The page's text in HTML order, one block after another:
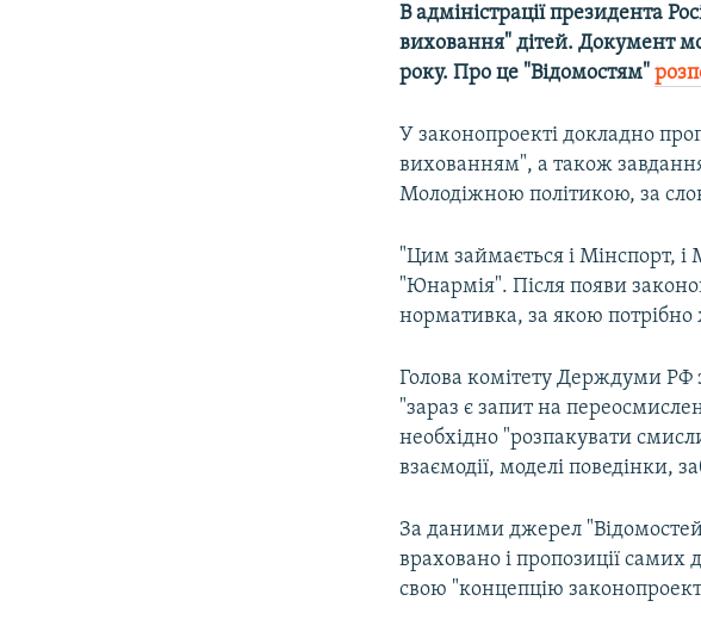
В адміністрації президента
виховання" дітей. Документ
року. Про це "Відомостям"
У законопроекті докладно
вихованням", а також
Молодіжною політикою, за
"Цим займається і Мінспорт, і
"Юнармія". Після появи
нормативка, за якою
Голова комітету Держдуми РФ
"зараз є запит на
необхідно "розпакувати
взаємодії, моделі поведінки,
За даними джерел
враховано і пропозиції самих
свою "концепцію